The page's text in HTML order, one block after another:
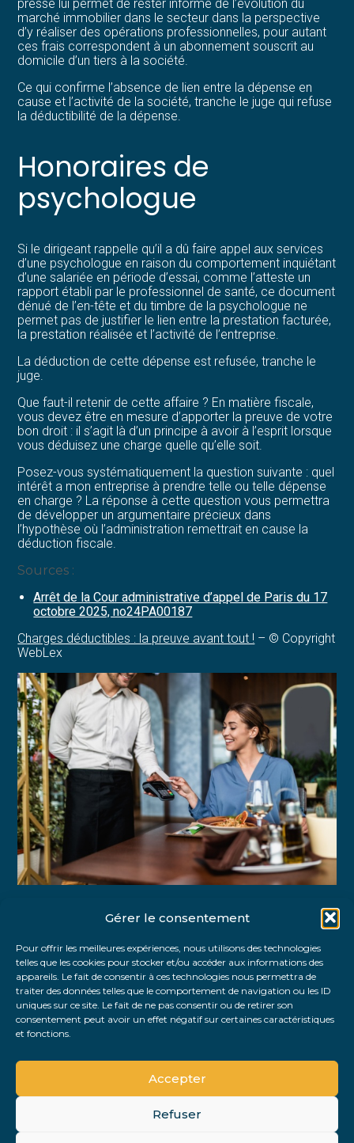
Gérer le consentement
Pour offrir les meilleures expériences, nous utilisons des technologies
telles que les cookies pour stocker et/ou accéder aux informations des
appareils. Le fait de consentir à ces technologies nous permettra de
traiter des données telles que le comportement de navigation ou les ID
uniques sur ce site. Le fait de ne pas consentir ou de retirer son
consentement peut avoir un effet négatif sur certaines caractéristiques
et fonctions.
Accepter
Refuser
presse lui permet de rester informé de l’évolution du
marché immobilier dans le secteur dans la perspective
d’y réaliser des opérations professionnelles, pour autant
ces frais correspondent à un abonnement souscrit au
domicile d’un tiers à la société.
Ce qui confirme l’absence de lien entre la dépense en
cause et l’activité de la société, tranche le juge qui refuse
la déductibilité de la dépense.
Honoraires de
psychologue
Si le dirigeant rappelle qu’il a dû faire appel aux services
d’une psychologue en raison du comportement inquiétant
d’une salariée en période d’essai, comme l’atteste un
rapport établi par le professionnel de santé, ce document
dénué de l’en-tête et du timbre de la psychologue ne
permet pas de justifier le lien entre la prestation facturée,
la prestation réalisée et l’activité de l’entreprise.
La déduction de cette dépense est refusée, tranche le
juge.
Que faut-il retenir de cette affaire ? En matière fiscale,
vous devez être en mesure d’apporter la preuve de votre
bon droit : il s’agit là d’un principe à avoir à l’esprit lorsque
vous déduisez une charge quelle qu’elle soit.
Posez-vous systématiquement la question suivante : quel
intérêt a mon entreprise à prendre telle ou telle dépense
en charge ? La réponse à cette question vous permettra
de développer un argumentaire précieux dans
l’hypothèse où l’administration remettrait en cause la
déduction fiscale.
Sources :
Arrêt de la Cour administrative d’appel de Paris du 17
octobre 2025, no24PA00187
Charges déductibles : la preuve avant tout ! – © Copyright
WebLex
FaceBook
TwitterLinkedIn